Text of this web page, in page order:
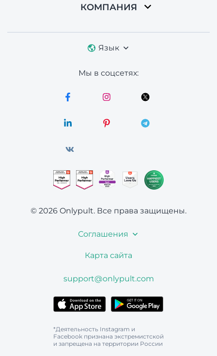
КОМПАНИЯ
Язык
Мы в соцсетях:
© 2026 Onlypult. Все права защищены.
Соглашения
Карта сайта
support@onlypult.com
*Деятельность Instagram и
Facebook признана экстремистской
и запрещена на территории России